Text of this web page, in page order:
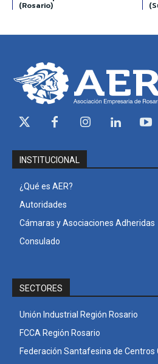
(Rosario)
INSTITUCIONAL
¿Qué es AER?
Autoridades
Cámaras y Asociaciones Adheridas
Consulado
SECTORES
Unión Industrial Región Rosario
FCCA Región Rosario
Federación Santafesina de